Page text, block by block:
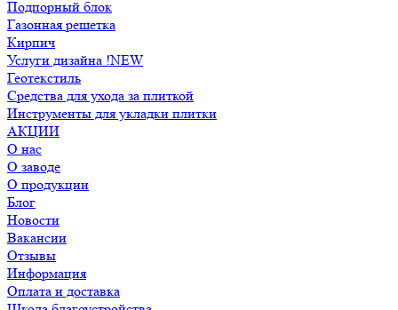
Подпорный блок
Газонная решетка
Кирпич
Услуги дизайна !NEW
Геотекстиль
Средства для ухода за плиткой
Инструменты для укладки плитки
АКЦИИ
О нас
О заводе
О продукции
Блог
Новости
Вакансии
Отзывы
Информация
Оплата и доставка